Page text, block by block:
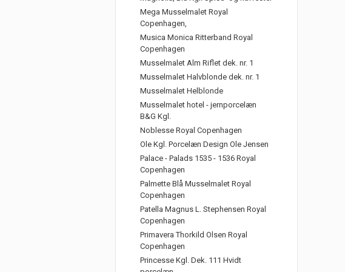
Mega Musselmalet Royal
Copenhagen,
Musica Monica Ritterband Royal
Copenhagen
Musselmalet Alm Riflet dek. nr. 1
Musselmalet Halvblonde dek. nr. 1
Musselmalet Helblonde
Musselmalet hotel - jernporcelæn
B&G Kgl.
Noblesse Royal Copenhagen
Ole Kgl. Porcelæn Design Ole Jensen
Palace - Palads 1535 - 1536 Royal
Copenhagen
Palmette Blå Musselmalet Royal
Copenhagen
Patella Magnus L. Stephensen Royal
Copenhagen
Primavera Thorkild Olsen Royal
Copenhagen
Princesse Kgl. Dek. 111 Hvidt